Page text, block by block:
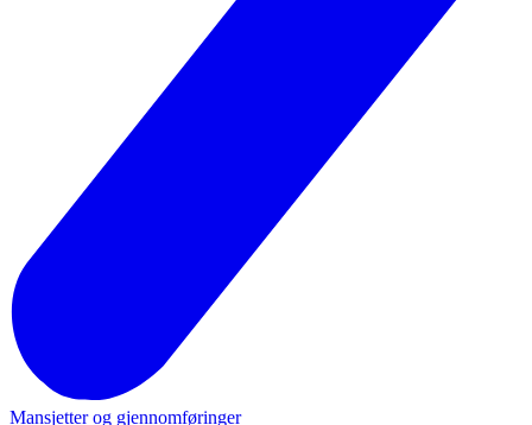
Mansjetter og gjennomføringer